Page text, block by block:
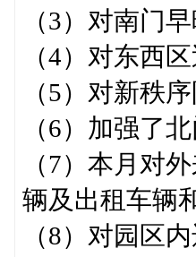
（3）对南门
（4）对东西
（5）对新秩
（6）加强了
（7）本月对
辆及出租车辆
（8）对园区